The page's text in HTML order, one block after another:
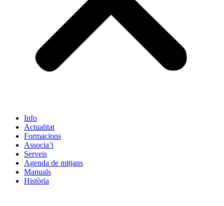
Info
Actualitat
Formacions
Associa’t
Serveis
Agenda de mitjans
Manuals
Història